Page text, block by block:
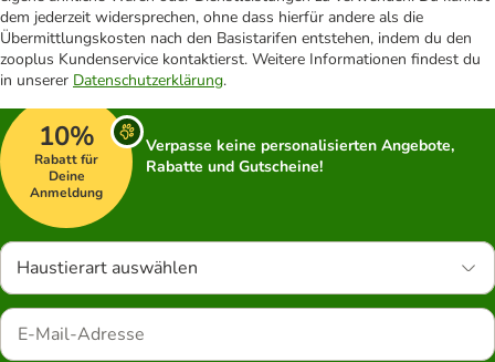
dem jederzeit widersprechen, ohne dass hierfür andere als die
Übermittlungskosten nach den Basistarifen entstehen, indem du den
zooplus Kundenservice kontaktierst. Weitere Informationen findest du
in unserer Datenschutzerklärung.
10%
Rabatt für
Deine
Anmeldung
Verpasse keine personalisierten Angebote,
Rabatte und Gutscheine!
Haustierart auswählen